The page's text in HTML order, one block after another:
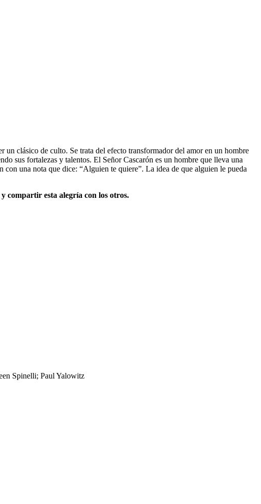
clásico de culto. Se trata del efecto transformador del amor en un hombre
sus fortalezas y talentos. El Señor Cascarón es un hombre que lleva una
una nota que dice: “Alguien te quiere”. La idea de que alguien le pueda
compartir esta alegría con los otros.
Spinelli; Paul Yalowitz